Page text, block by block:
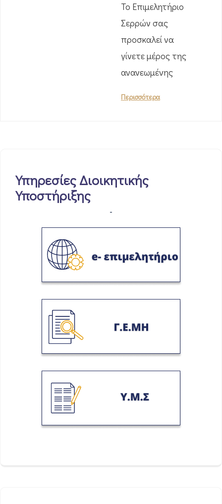
Το Επιμελητήριο
Σερρών σας
προσκαλεί να
γίνετε μέρος της
ανανεωμένης
Περισσότερα
Υπηρεσίες Διοικητικής
Υποστήριξης
-